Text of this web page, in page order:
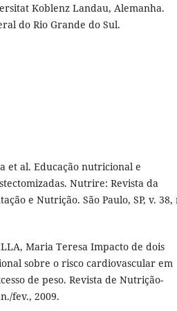
Koblenz Landau, Alemanha.
do Rio Grande do Sul.
et al. Educação nutricional e
Nutrire: Revista da
e Nutrição. São Paulo, SP, v. 38,
Maria Teresa Impacto de dois
sobre o risco cardiovascular em
de peso. Revista de Nutrição-
fev., 2009.